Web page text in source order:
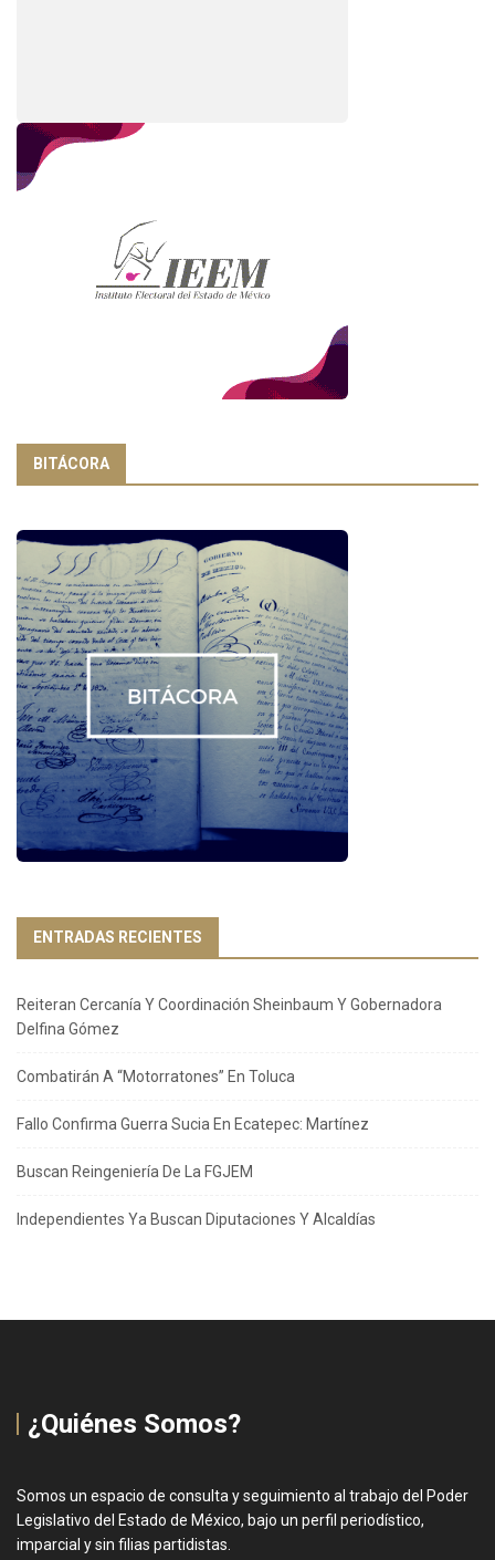
BITÁCORA
ENTRADAS RECIENTES
Reiteran Cercanía Y Coordinación Sheinbaum Y Gobernadora
Delfina Gómez
Combatirán A “Motorratones” En Toluca
Fallo Confirma Guerra Sucia En Ecatepec: Martínez
Buscan Reingeniería De La FGJEM
Independientes Ya Buscan Diputaciones Y Alcaldías
¿Quiénes Somos?
Somos un espacio de consulta y seguimiento al trabajo del Poder
Legislativo del Estado de México, bajo un perfil periodístico,
imparcial y sin filias partidistas.